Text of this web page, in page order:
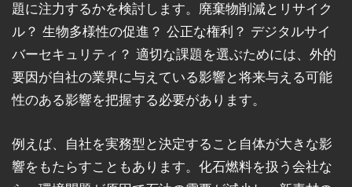
題に注力するかを検討します。廃棄物削減とリサイク
ル？ 生物多様性の促進？ 公正な権利？ デジタルサイ
バーセキュリティ？ 適切な課題を選ぶためには、外的
要因が自社の業界に与えている影響と将来与える可能
性のある影響を把握する必要があります。
例えば、自社を実務型と決定すること自体が大きな影
響をもたらすこともあります。化石燃料を扱う会社な